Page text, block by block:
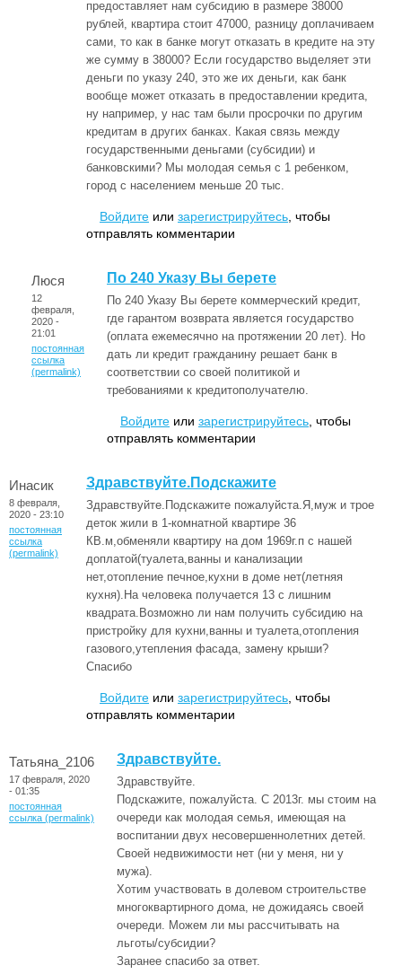
предоставляет нам субсидию в размере 38000
рублей, квартира стоит 47000, разницу доплачиваем
сами, то как в банке могут отказать в кредите на эту
же сумму в 38000? Если государство выделяет эти
деньги по указу 240, это же их деньги, как банк
вообще может отказать в предоставлении кредита,
ну например, у нас там были просрочки по другим
кредитам в других банках. Какая связь между
государственными деньгами (субсидии) и
банковскими? Мы молодая семья с 1 ребенком,
город с населением меньше 20 тыс.
Войдите или зарегистрируйтесь , чтобы
отправлять комментарии
Люся
12
февраля,
2020 -
21:01
постоянная
ссылка
(permalink)
По 240 Указу Вы берете
По 240 Указу Вы берете коммерческий кредит,
где гарантом возврата является государство
(оплата ежемесячно на протяжении 20 лет). Но
дать ли кредит гражданину решает банк в
соответствии со своей политикой и
требованиями к кредитополучателю.
Войдите или зарегистрируйтесь , чтобы
отправлять комментарии
Инасик
8 февраля,
2020 - 23:10
постоянная
ссылка
(permalink)
Здравствуйте.Подскажите
Здравствуйте.Подскажите пожалуйста.Я,муж и трое
деток жили в 1-комнатной квартире 36
КВ.м,обменяли квартиру на дом 1969г.п с нашей
доплатой(туалета,ванны и канализации
нет,отопление печное,кухни в доме нет(летняя
кухня).На человека получается 13 с лишним
квадрата.Возможно ли нам получить субсидию на
пристройку для кухни,ванны и туалета,отопления
газового,утепления фасада, замену крыши?
Спасибо
Войдите или зарегистрируйтесь , чтобы
отправлять комментарии
Татьяна_2106
17 февраля, 2020
- 01:35
постоянная
ссылка (permalink)
Здравствуйте.
Здравствуйте.
Подскажите, пожалуйста. С 2013г. мы стоим на
очереди как молодая семья, имеющая на
воспитании двух несовершеннолетних детей.
Своей недвижимости нет (ни у меня, ни у
мужа).
Хотим участвовать в долевом строительстве
многоквартирного дома, не дожидаясь своей
очереди. Можем ли мы рассчитывать на
льготы/субсидии?
Заранее спасибо за ответ.